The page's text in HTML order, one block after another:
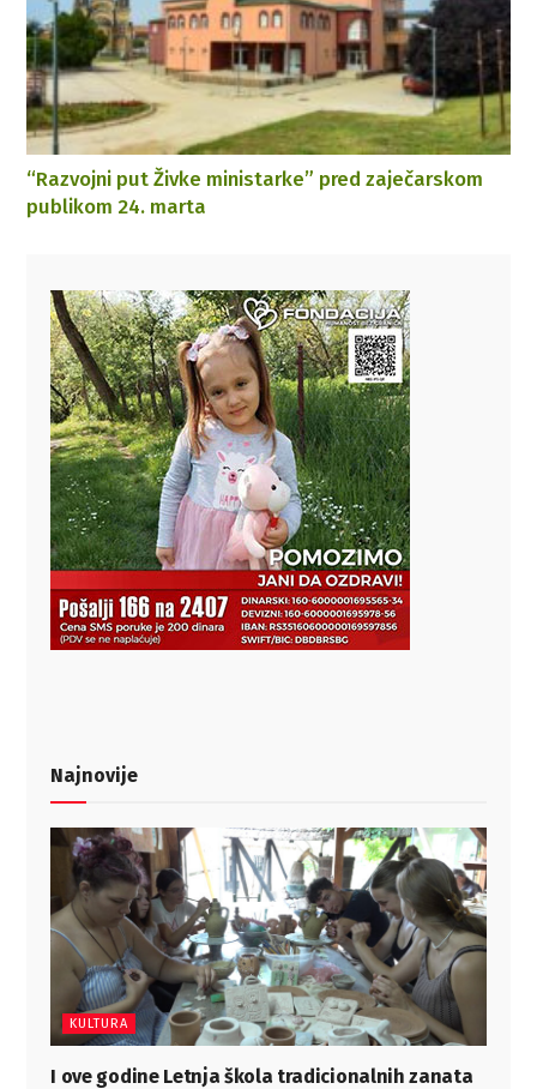
“Razvojni put Živke ministarke” pred zaječarskom
publikom 24. marta
Najnovije
KULTURA
I ove godine Letnja škola tradicionalnih zanata